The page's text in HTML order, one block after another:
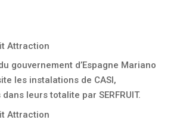
Attraction
gouvernement d’Espagne Mariano
les instalations de CASI,
leurs totalite par SERFRUIT.
Attraction